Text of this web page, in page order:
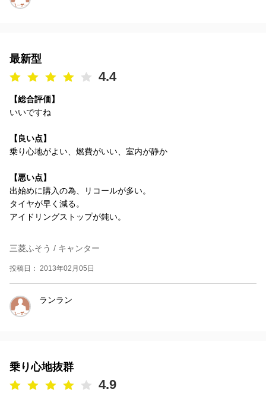
最新型
4.4
【総合評価】
いいですね
【良い点】
乗り心地がよい、燃費がいい、室内が静か
【悪い点】
出始めに購入の為、リコールが多い。
タイヤが早く減る。
アイドリングストップが鈍い。
三菱ふそう / キャンター
投稿日： 2013年02月05日
ランラン
乗り心地抜群
4.9